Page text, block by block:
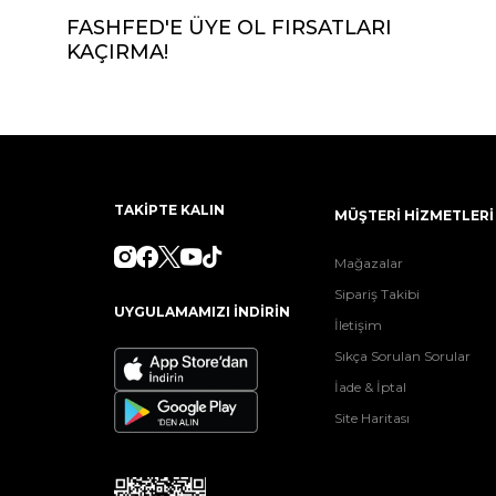
FASHFED'E ÜYE OL FIRSATLARI
KAÇIRMA!
TAKİPTE KALIN
UYGULAMAMIZI İNDİRİN
MÜŞTERİ HİZMETLERİ
Mağazalar
Sipariş Takibi
İletişim
Sıkça Sorulan Sorular
İade & İptal
Site Haritası